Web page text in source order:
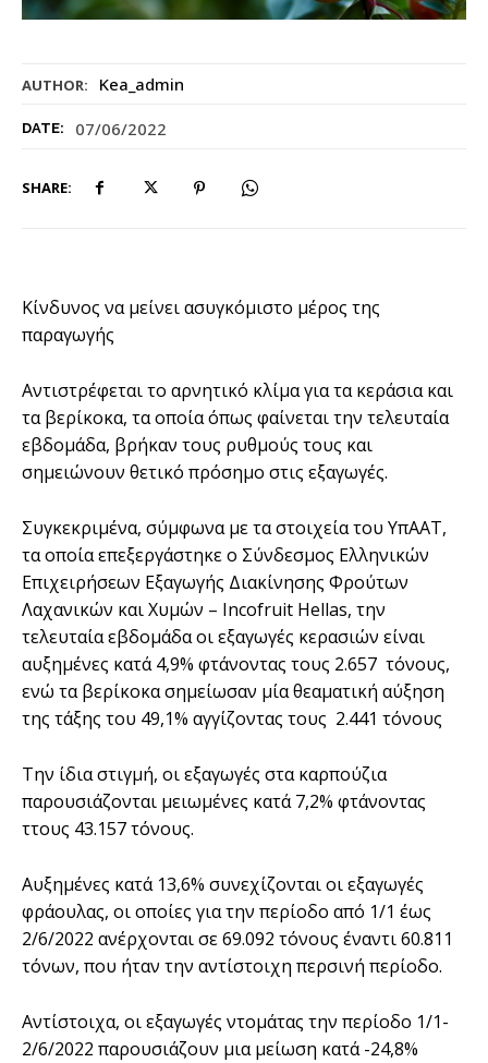
AUTHOR: Kea_admin
DATE: 07/06/2022
SHARE:
Κίνδυνος να μείνει ασυγκόμιστο μέρος της
παραγωγής
Αντιστρέφεται το αρνητικό κλίμα για τα κεράσια και
τα βερίκοκα, τα οποία όπως φαίνεται την τελευταία
εβδομάδα, βρήκαν τους ρυθμούς τους και
σημειώνουν θετικό πρόσημο στις εξαγωγές.
Συγκεκριμένα, σύμφωνα με τα στοιχεία του ΥπΑΑΤ,
τα οποία επεξεργάστηκε ο Σύνδεσμος Ελληνικών
Επιχειρήσεων Εξαγωγής Διακίνησης Φρούτων
Λαχανικών και Χυμών – Incofruit Hellas, την
τελευταία εβδομάδα οι εξαγωγές κερασιών είναι
αυξημένες κατά 4,9% φτάνοντας τους 2.657 τόνους,
ενώ τα βερίκοκα σημείωσαν μία θεαματική αύξηση
της τάξης του 49,1% αγγίζοντας τους 2.441 τόνους
Την ίδια στιγμή, οι εξαγωγές στα καρπούζια
παρουσιάζονται μειωμένες κατά 7,2% φτάνοντας
ττους 43.157 τόνους.
Αυξημένες κατά 13,6% συνεχίζονται οι εξαγωγές
φράουλας, οι οποίες για την περίοδο από 1/1 έως
2/6/2022 ανέρχονται σε 69.092 τόνους έναντι 60.811
τόνων, που ήταν την αντίστοιχη περσινή περίοδο.
Αντίστοιχα, οι εξαγωγές ντομάτας την περίοδο 1/1-
2/6/2022 παρουσιάζουν μια μείωση κατά -24,8%